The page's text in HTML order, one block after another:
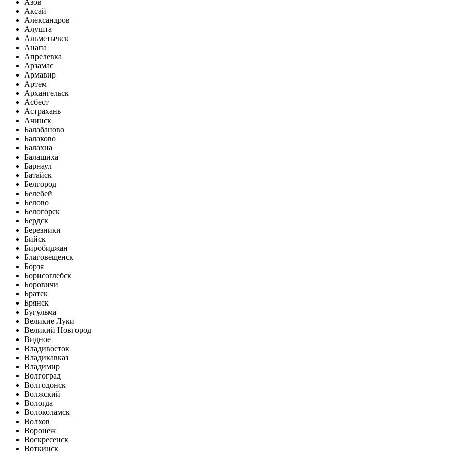
Аксай
Александров
Алушта
Альметьевск
Анапа
Апрелевка
Арзамас
Армавир
Артем
Архангельск
Асбест
Астрахань
Ачинск
Балабаново
Балаково
Балахна
Балашиха
Барнаул
Батайск
Белгород
Белебей
Белово
Белогорск
Бердск
Березники
Бийск
Биробиджан
Благовещенск
Борзя
Борисоглебск
Боровичи
Братск
Брянск
Бугульма
Великие Луки
Великий Новгород
Видное
Владивосток
Владикавказ
Владимир
Волгоград
Волгодонск
Волжский
Вологда
Волоколамск
Волхов
Воронеж
Воскресенск
Воткинск